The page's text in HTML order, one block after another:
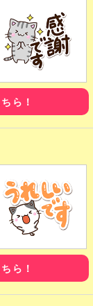
ら！
ら！